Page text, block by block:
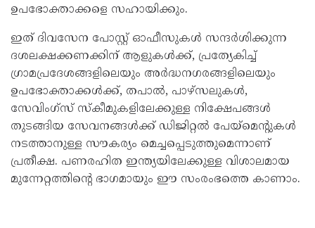
ഉപഭോക്താക്കളെ സഹായിക്കും.
ഇത് ദിവസേന പോസ്റ്റ് ഓഫീസുകൾ സന്ദർശിക്കുന്ന
ദശലക്ഷക്കണക്കിന് ആളുകൾക്ക്, പ്രത്യേകിച്ച്
ഗ്രാമപ്രദേശങ്ങളിലെയും അർദ്ധനഗരങ്ങളിലെയും
ഉപഭോക്താക്കൾക്ക്, തപാൽ, പാഴ്‌സലുകൾ,
സേവിംഗ്‌സ് സ്‌കീമുകളിലേക്കുള്ള നിക്ഷേപങ്ങൾ
തുടങ്ങിയ സേവനങ്ങൾക്ക് ഡിജിറ്റൽ പേയ്‌മെന്റുകൾ
നടത്താനുള്ള സൗകര്യം മെച്ചപ്പെടുത്തുമെന്നാണ്
പ്രതീക്ഷ. പണരഹിത ഇന്ത്യയിലേക്കുള്ള വിശാലമായ
മുന്നേറ്റത്തിന്റെ ഭാഗമായും ഈ സംരംഭത്തെ കാണാം.